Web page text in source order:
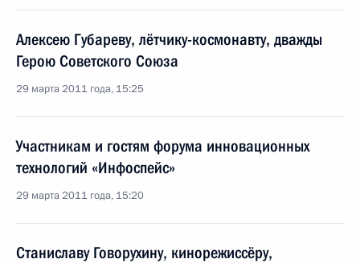
Алексею Губареву, лётчику-космонавту, дважды
Герою Советского Союза
29 марта 2011 года, 15:25
Участникам и гостям форума инновационных
технологий «Инфоспейс»
29 марта 2011 года, 15:20
Станиславу Говорухину, кинорежиссёру,